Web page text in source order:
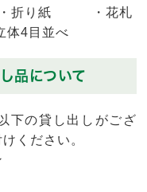
り紙 ・花札
4目並べ
品について
下の貸し出しがござ
ください。